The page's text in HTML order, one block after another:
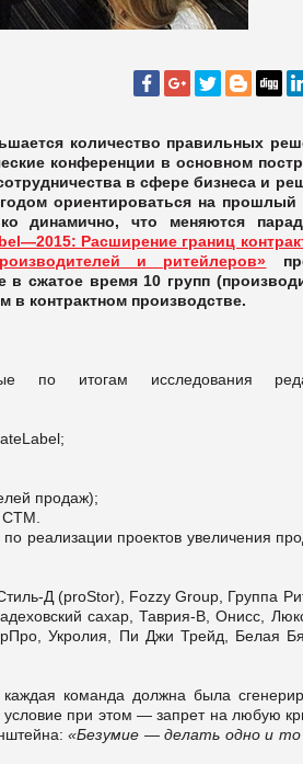
количество правильных
конференции в основном
в сфере бизнеса и
ориентироваться на прошлый
динамично, что меняются
Расширение границ
и ритейлеров»
сжатое время 10 групп
в контрактном производстве.
по итогам исследования
продаж);
СТМ.
реализации проектов увеличения
Д (proStor), Fozzy Group, Группа
сахар, Таврия-В, Онисс,
Укролия, Пи Джи Трейд, Белая
команда должна была
при этом — запрет на любую
«Безумие — делать одно и